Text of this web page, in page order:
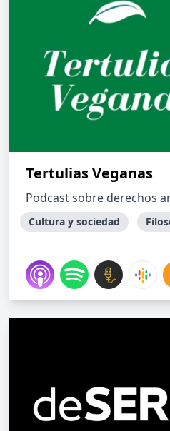
Tertulias Veganas
Podcast sobre derechos
Cultura y sociedad